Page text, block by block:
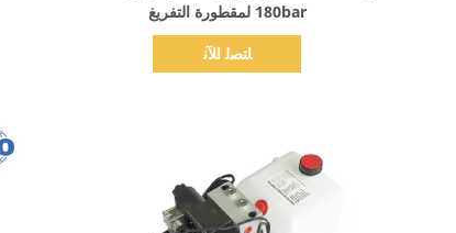
180bar لمقطورة التفريغ
ﺎﺘﺼﻟ ﺍﻶﻧ